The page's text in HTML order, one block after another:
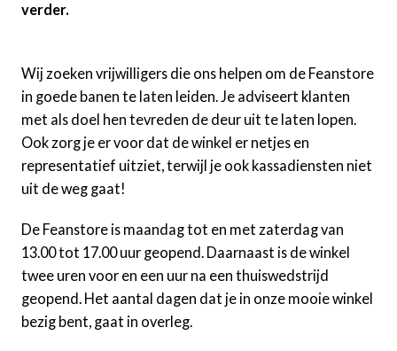
verder.
Wij zoeken vrijwilligers die ons helpen om de Feanstore
in goede banen te laten leiden. Je adviseert klanten
met als doel hen tevreden de deur uit te laten lopen.
Ook zorg je er voor dat de winkel er netjes en
representatief uitziet, terwijl je ook kassadiensten niet
uit de weg gaat!
De Feanstore is maandag tot en met zaterdag van
13.00 tot 17.00 uur geopend. Daarnaast is de winkel
twee uren voor en een uur na een thuiswedstrijd
geopend. Het aantal dagen dat je in onze mooie winkel
bezig bent, gaat in overleg.